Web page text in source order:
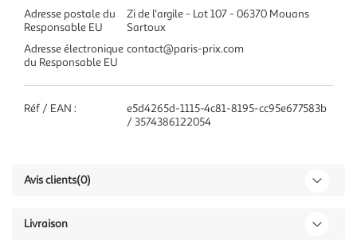
Adresse postale du
Responsable EU
Zi de l'argile - Lot 107 - 06370 Mouans
Sartoux
Adresse électronique
du Responsable EU
contact@paris-prix.com
Réf / EAN :
e5d4265d-1115-4c81-8195-cc95e677583b
/ 3574386122054
Avis clients(0)
Livraison